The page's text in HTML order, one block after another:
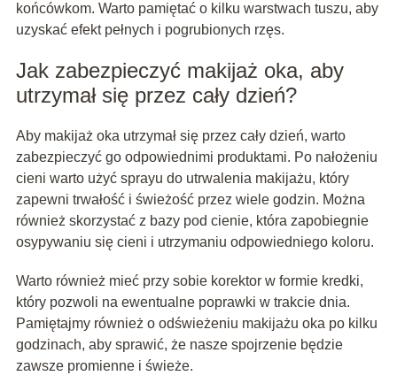
końcówkom. Warto pamiętać o kilku warstwach tuszu, aby
uzyskać efekt pełnych i pogrubionych rzęs.
Jak zabezpieczyć makijaż oka, aby
utrzymał się przez cały dzień?
Aby makijaż oka utrzymał się przez cały dzień, warto
zabezpieczyć go odpowiednimi produktami. Po nałożeniu
cieni warto użyć sprayu do utrwalenia makijażu, który
zapewni trwałość i świeżość przez wiele godzin. Można
również skorzystać z bazy pod cienie, która zapobiegnie
osypywaniu się cieni i utrzymaniu odpowiedniego koloru.
Warto również mieć przy sobie korektor w formie kredki,
który pozwoli na ewentualne poprawki w trakcie dnia.
Pamiętajmy również o odświeżeniu makijażu oka po kilku
godzinach, aby sprawić, że nasze spojrzenie będzie
zawsze promienne i świeże.